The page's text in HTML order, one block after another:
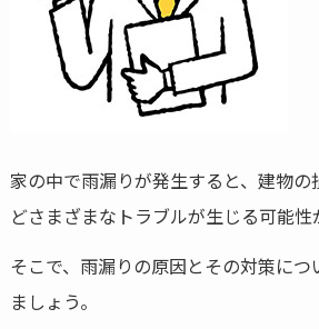
家の中で雨漏りが発生すると、建物
どさまざまなトラブルが生じる可能性
そこで、雨漏りの原因とその対策に
ましょう。